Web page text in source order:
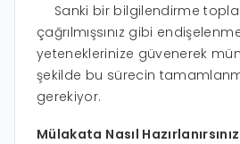
Sanki bir bilgilendirme
çağrılmışsınız gibi
yeteneklerinize güvenerek
şekilde bu sürecin
gerekiyor.
Mülakata Nasıl